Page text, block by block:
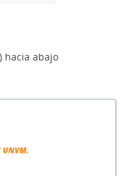
hacia abajo